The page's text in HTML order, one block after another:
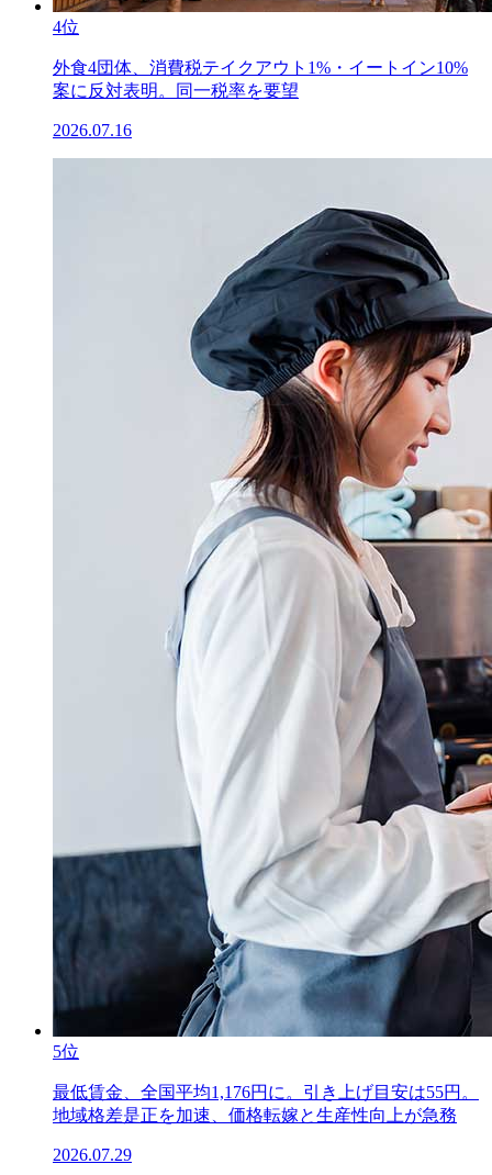
4位
外食4団体、消費税テイクアウト1%・イートイン10%
案に反対表明。同一税率を要望
2026.07.16
5位
最低賃金、全国平均1,176円に。引き上げ目安は55円。
地域格差是正を加速、価格転嫁と生産性向上が急務
2026.07.29